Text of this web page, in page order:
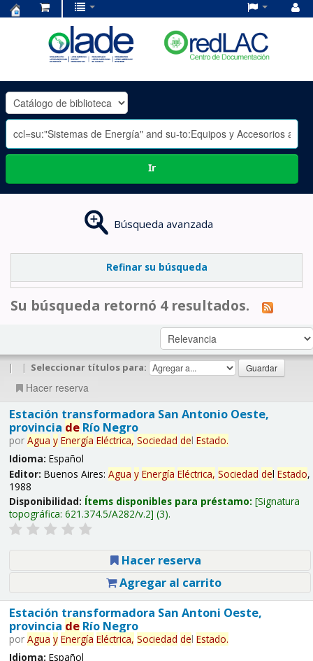
OLADE
-
Ir
Búsqueda avanzada
Refinar su búsqueda
Su búsqueda retornó 4 resultados.
| | Seleccionar títulos para:
Hacer reserva
Estación transformadora San Antonio Oeste,
provincia deRío Negro
por Agua y Energía Eléctrica, Sociedad del Estado.
Idioma: Español
Editor: Buenos Aires: Agua y Energía Eléctrica, Sociedad del Estado,
1988
Disponibilidad: Ítems disponibles para préstamo: Signatura
topográfica: 621.374.5/A282/v.2 (3).
Hacer reserva
Agregar al carrito
Estación transformadora San Antoni Oeste,
provincia deRío Negro
por Agua y Energía Eléctrica, Sociedad del Estado.
Idioma: Español